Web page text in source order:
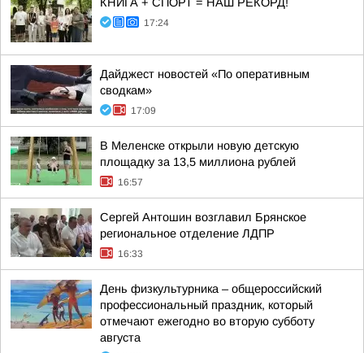
17:24
Дайджест новостей «По оперативным
сводкам»
17:09
В Меленске открыли новую детскую
площадку за 13,5 миллиона рублей
16:57
Сергей Антошин возглавил Брянское
региональное отделение ЛДПР
16:33
День физкультурника – общероссийский
профессиональный праздник, который
отмечают ежегодно во вторую субботу
августа